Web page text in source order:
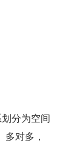
分为空间
对多，